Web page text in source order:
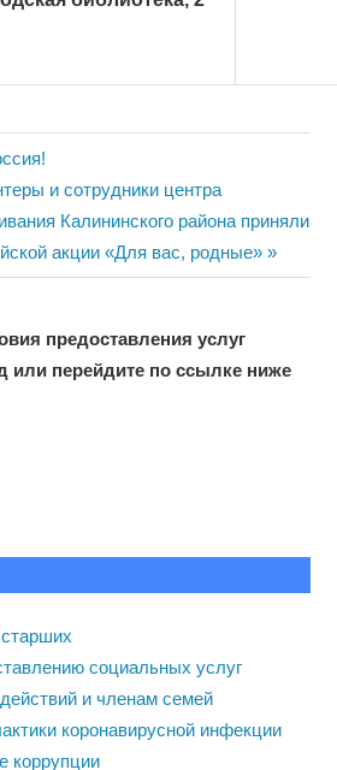
и сотрудники центра
Калининского района приняли
акции «Для вас, родные»
предоставления услуг
или перейдите по ссылке ниже
социальных услуг
и членам семей
коронавирусной инфекции
коррупции